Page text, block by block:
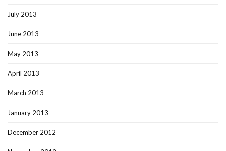
July 2013
June 2013
May 2013
April 2013
March 2013
January 2013
December 2012